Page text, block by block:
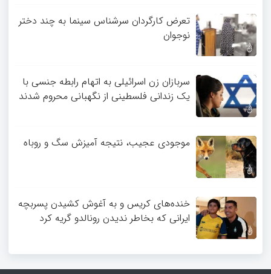
تعرض کارگردان سرشناس سینما به چند دختر
نوجوان
سربازان زن اسرائیلی به اتهام رابطه جنسی با
یک زندانی فلسطینی از نگهبانی محروم شدند
موجودی عجیب، نتیجه آمیزش سگ و روباه
خنده‌های کریس و به آغوش کشیدن پسربچه
ایرانی که بخاطر ندیدن رونالدو گریه کرد